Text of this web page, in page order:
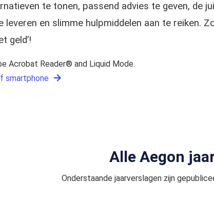
te tonen, passend advies te geven, de
leveren en slimme hulpmiddelen aan te reiken.
geld’!
Acrobat Reader® and Liquid Mode.
smartphone
Alle Aegon
Onderstaande jaarverslagen zijn